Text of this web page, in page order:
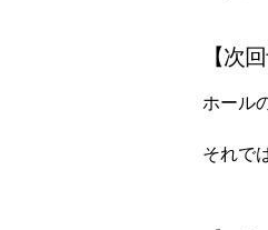
【次
ホール
それで